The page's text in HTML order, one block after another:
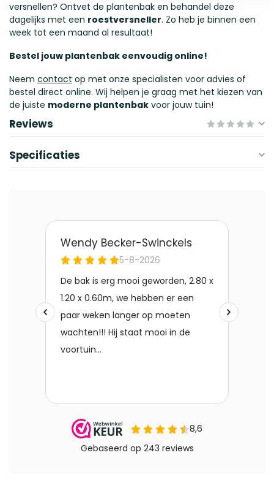
versnellen? Ontvet de plantenbak en behandel deze
dagelijks met een roestversneller. Zo heb je binnen een
week tot een maand al resultaat!
Bestel jouw plantenbak eenvoudig online!
Neem contact op met onze specialisten voor advies of
bestel direct online. Wij helpen je graag met het kiezen van
de juiste moderne plantenbak voor jouw tuin!
Reviews
Specificaties